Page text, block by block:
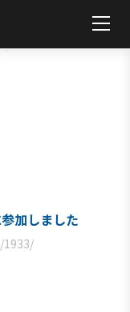
加しました